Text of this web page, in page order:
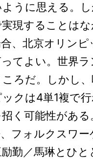
うに思える。
現することは
、北京オリンピ
てよい。世界
ろだ。しかし
クは4単1複で
く可能性があ
フォルクスワ
勤／馬琳とひ